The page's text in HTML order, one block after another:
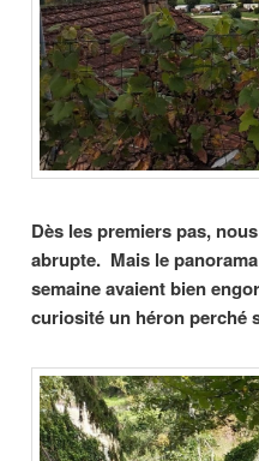
Dès les premiers pas,
abrupte. Mais le
semaine avaient bien
curiosité un héron perché